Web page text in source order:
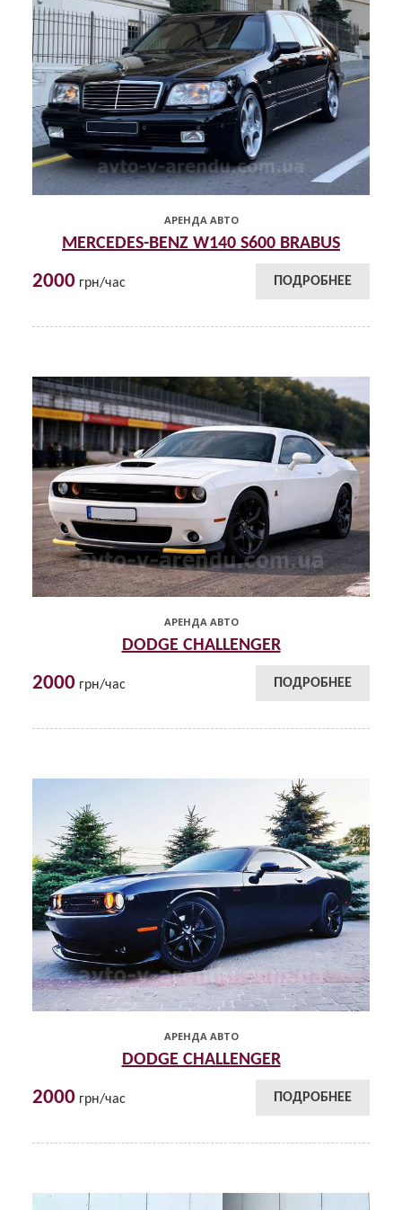
АРЕНДА АВТО
MERCEDES-BENZ W140 S600 BRABUS
2000 грн/час ПОДРОБНЕЕ
АРЕНДА АВТО
DODGE CHALLENGER
2000 грн/час ПОДРОБНЕЕ
АРЕНДА АВТО
DODGE CHALLENGER
2000 грн/час ПОДРОБНЕЕ